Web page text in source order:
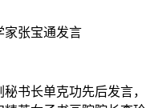
家张宝通发言
书长单克功先后发言